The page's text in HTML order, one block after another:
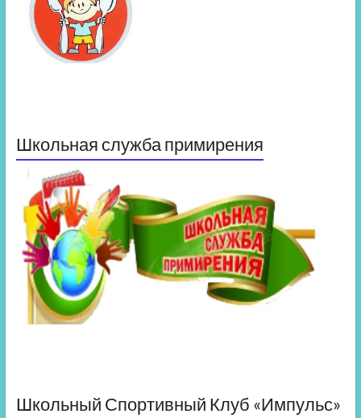
Школьная служба примирения
Школьный Спортивный Клуб «Импульс»